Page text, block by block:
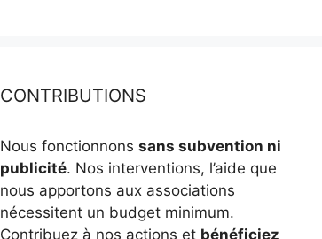
CONTRIBUTIONS
Nous fonctionnons sans subvention ni
publicité. Nos interventions, l’aide que
nous apportons aux associations
nécessitent un budget minimum.
Contribuez à nos actions et bénéficiez